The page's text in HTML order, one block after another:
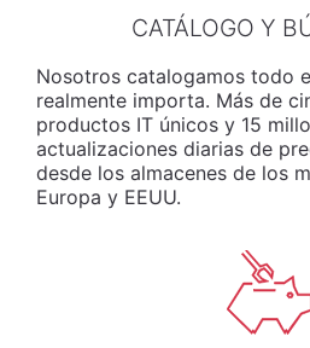
CATÁLOGO Y
Nosotros catalogamos todo
realmente importa. Más de
productos IT únicos y 15
actualizaciones diarias de
desde los almacenes de los
Europa y EEUU.